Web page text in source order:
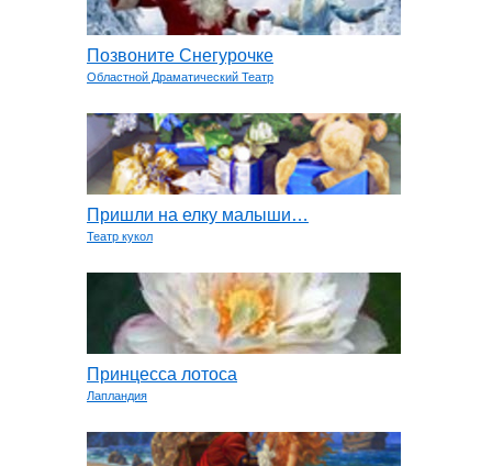
Позвоните Снегурочке
Областной Драматический Театр
Пришли на елку малыши…
Театр кукол
Принцесса лотоса
Лапландия